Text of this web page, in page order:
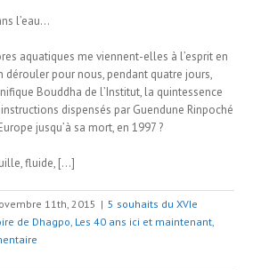
l’eau…
aquatiques me viennent-elles à l’esprit en
dérouler pour nous, pendant quatre jours,
Bouddha de l’Institut, la quintessence
dispensés par Guendune Rinpoché
jusqu’à sa mort, en 1997 ?
fluide, […]
11th, 2015 | 5 souhaits du XVIe
de Dhagpo Les 40 ans ici et maintenant